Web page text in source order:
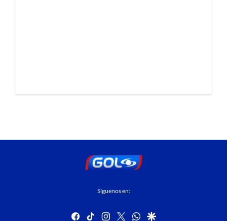
Síguenos en:
facebook
tiktok instagram
twitterwhatsapp
google